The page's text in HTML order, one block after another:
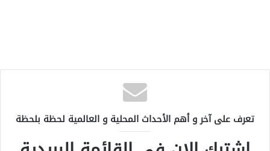
تعرف على آخر و أهم الأحداث المحلية و العالمية لحظة بلحظة